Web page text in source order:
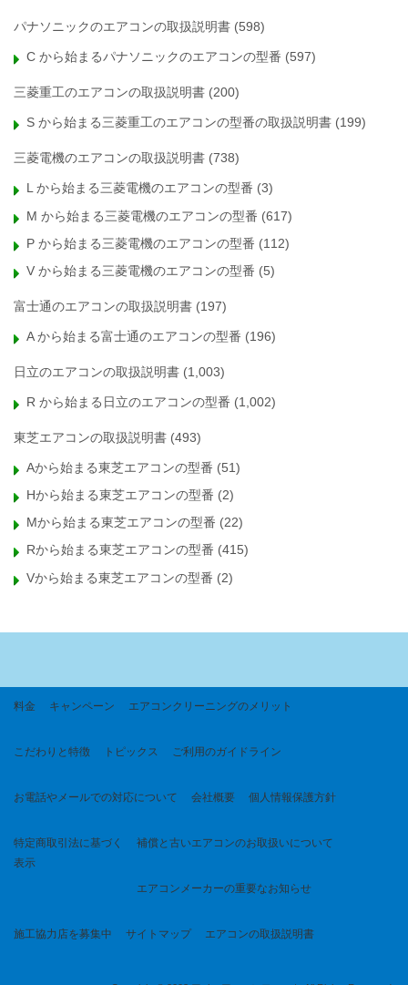
パナソニックのエアコンの取扱説明書 (598)
C から始まるパナソニックのエアコンの型番 (597)
三菱重工のエアコンの取扱説明書 (200)
S から始まる三菱重工のエアコンの型番の取扱説明書 (199)
三菱電機のエアコンの取扱説明書 (738)
L から始まる三菱電機のエアコンの型番 (3)
M から始まる三菱電機のエアコンの型番 (617)
P から始まる三菱電機のエアコンの型番 (112)
V から始まる三菱電機のエアコンの型番 (5)
富士通のエアコンの取扱説明書 (197)
A から始まる富士通のエアコンの型番 (196)
日立のエアコンの取扱説明書 (1,003)
R から始まる日立のエアコンの型番 (1,002)
東芝エアコンの取扱説明書 (493)
Aから始まる東芝エアコンの型番 (51)
Hから始まる東芝エアコンの型番 (2)
Mから始まる東芝エアコンの型番 (22)
Rから始まる東芝エアコンの型番 (415)
Vから始まる東芝エアコンの型番 (2)
料金 キャンペーン エアコンクリーニングのメリット
こだわりと特徴 トピックス ご利用のガイドライン
お電話やメールでの対応について 会社概要 個人情報保護方針
特定商取引法に基づく
表示
補償と古いエアコンのお取扱いについて
エアコンメーカーの重要なお知らせ
施工協力店を募集中 サイトマップ エアコンの取扱説明書